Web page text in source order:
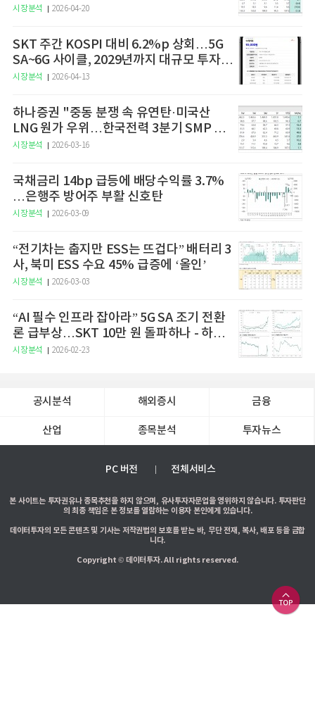
시장분석 2026-04-20
SKT 주간 KOSPI 대비 6.2%p 상회…5G
SA~6G 사이클, 2029년까지 대규모 투자
예고
시장분석 2026-04-13
하나증권 "중동 분쟁 속 유연탄·미국산
LNG 원가 우위…한국전력 3분기 SMP 상
승 전망"
시장분석 2026-03-16
국채금리 14bp 급등에 배당수익률 3.7%
…은행주 방어주 부활 신호탄
시장분석 2026-03-09
“전기차는 춥지만 ESS는 뜨겁다” 배터리 3
사, 북미 ESS 수요 45% 급증에 ‘올인’
시장분석 2026-03-03
“AI 필수 인프라 잡아라” 5G SA 조기 전환
론 급부상…SKT 10만 원 돌파하나 - 하나
증권
시장분석 2026-02-23
공시분석 해외증시 금융
산업 종목분석 투자뉴스
PC 버전 전체서비스
본 사이트는 투자권유나 종목추천을 하지 않으며, 유사투자자문업을 영위하지 않습니다. 투자판단
의 최종 책임은 본 정보를 열람하는 이용자 본인에게 있습니다.
데이터투자의 모든 콘텐츠 및 기사는 저작권법의 보호를 받는 바, 무단 전재, 복사, 배포 등을 금합
니다.
Copyright © 데이터투자. All rights reserved.